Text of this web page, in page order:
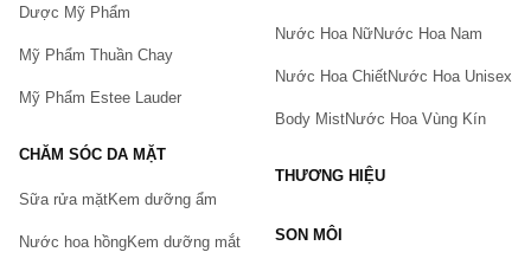
Bạn gặp vấn đề về sản phẩm hay mua hàng?
Hãy báo lỗi cho chúng tôi. Hoặc gọi cho chúng tôi qua số
Dược Mỹ Phẩm
Mỹ Phẩm Thuần Chay
Mỹ Phẩm Estee Lauder
CHĂM SÓC DA MẶT
Sữa rửa mặtKem dưỡng ẩm
Nước hoa hồngKem dưỡng mắt
Nước Hoa NữNước Hoa Nam
Nước Hoa ChiếtNước Hoa Unisex
Body MistNước Hoa Vùng Kín
THƯƠNG HIỆU
SON MÔI